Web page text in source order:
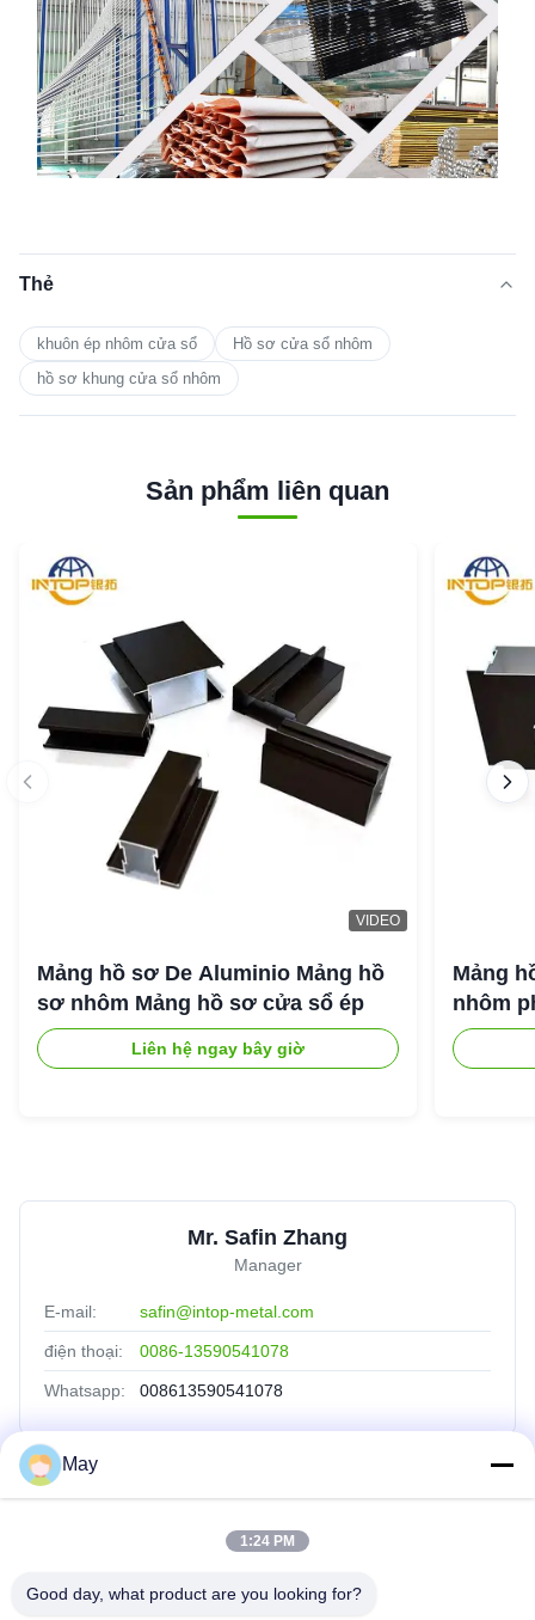
Thẻ
khuôn ép nhôm cửa sổ
Hồ sơ cửa sổ nhôm
hồ sơ khung cửa sổ nhôm
Sản phẩm liên quan
VIDEO
Mảng hồ sơ De Aluminio Mảng hồ
sơ nhôm Mảng hồ sơ cửa sổ ép
Liên hệ ngay bây giờ
Mảng
nhôm
Mr. Safin Zhang
Manager
E-mail: safin@intop-metal.com
điện thoại: 0086-13590541078
Whatsapp: 008613590541078
Liên Kết Nhanh
Nhà
Về Chúng Tôi
May
1:24 PM
Good day, what product are you looking for?